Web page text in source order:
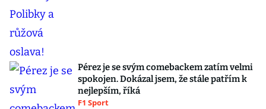
Pérez je se svým comebackem zatím velmi
spokojen. Dokázal jsem, že stále patřím k
nejlepším, říká
F1 Sport